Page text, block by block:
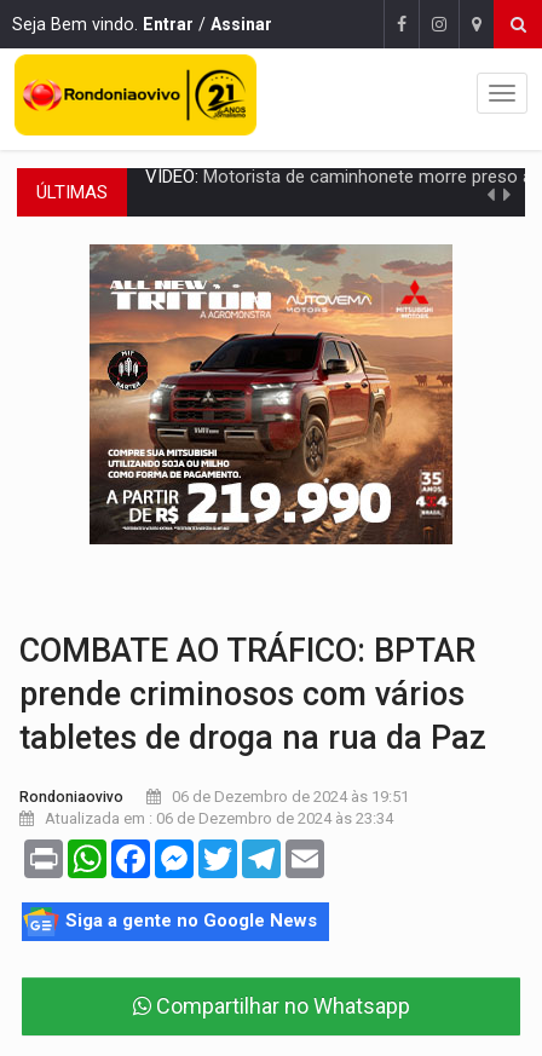
Seja Bem vindo. Entrar / Assinar
ÚLTIMAS Seis lugares gratuitos para aproveitar o fim de semana
VÍDEO:FTICCO e Força Tática prendem membro do CV com arma e drogas
INCLUSÃO:Prefeitura fortalece parceria com a APAE para ampliar ações
DEFESA:Exército testa inovações no combate a drones durante
TEMAS SOCIOAMBIENTAIS:Em Itapuã do Oeste, CINEMAZÔNIA leva cinema
PREVISÃO:Interior de Rondônia terá sábado (8) de calor intenso
INFRAESTRUTURA:Após quase 30 anos de espera, asfalto chega ao
A ILHA:Coreografia de Rondônia estreia na programação do Festival de
Motorista de caminhonete morre preso às ferragens em colisão
COMBATE AO TRÁFICO: BPTAR
prende criminosos com vários
tabletes de droga na rua da Paz
Rondoniaovivo
06 de Dezembro de 2024 às 19:51
Atualizada em : 06 de Dezembro de 2024 às 23:34
Print WhatsAppFacebookMessenger
TwitterTelegram
Siga a gente no Google News
Compartilhar no Whatsapp